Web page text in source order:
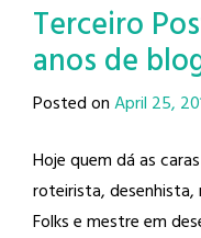
Terceiro
anos de
Posted onApril 25,
Hoje quem dá as
roteirista,
Folks e mestre em